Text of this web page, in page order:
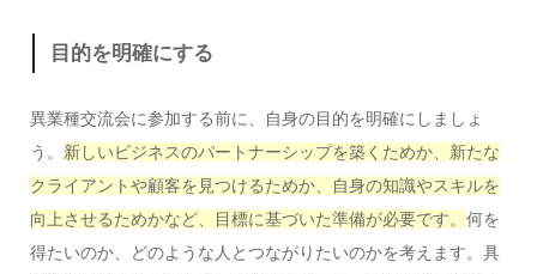
目的を明確にする
異業種交流会に参加する前に、自身の目的を明確にしましょ
う。 新しいビジネスのパートナーシップを築くためか、新たな
クライアントや顧客を見つけるためか、自身の知識やスキルを
向上させるためかなど、目標に基づいた準備が必要です。 何を
得たいのか、どのような人とつながりたいのかを考えます。具